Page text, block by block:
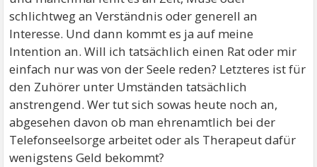
schlichtweg an Verständnis oder generell an
Interesse. Und dann kommt es ja auf meine
Intention an. Will ich tatsächlich einen Rat oder mir
einfach nur was von der Seele reden? Letzteres ist für
den Zuhörer unter Umständen tatsächlich
anstrengend. Wer tut sich sowas heute noch an,
abgesehen davon ob man ehrenamtlich bei der
Telefonseelsorge arbeitet oder als Therapeut dafür
wenigstens Geld bekommt?